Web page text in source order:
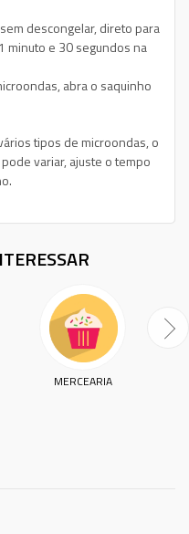
descongelar, direto para
minuto e 30 segundos na
abra o saquinho
tipos de microondas, o
variar, ajuste o tempo
MERCEARIA